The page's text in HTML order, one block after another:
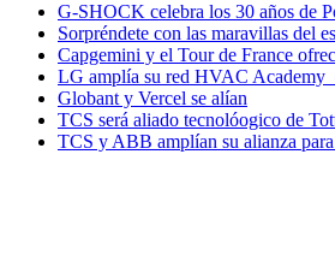
G-SHOCK celebra los 30 años de
Sorpréndete con las maravillas del
Capgemini y el Tour de France
LG amplía su red HVAC Academy
Globant y Vercel se alían
TCS será aliado tecnolóogico de
TCS y ABB amplían su alianza